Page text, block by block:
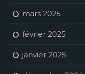
mars 2025
février 2025
janvier 2025